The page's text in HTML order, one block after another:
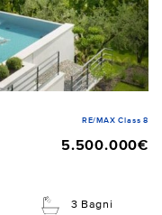
RE/MAX Class 8
5.500.000€
3 Bagni